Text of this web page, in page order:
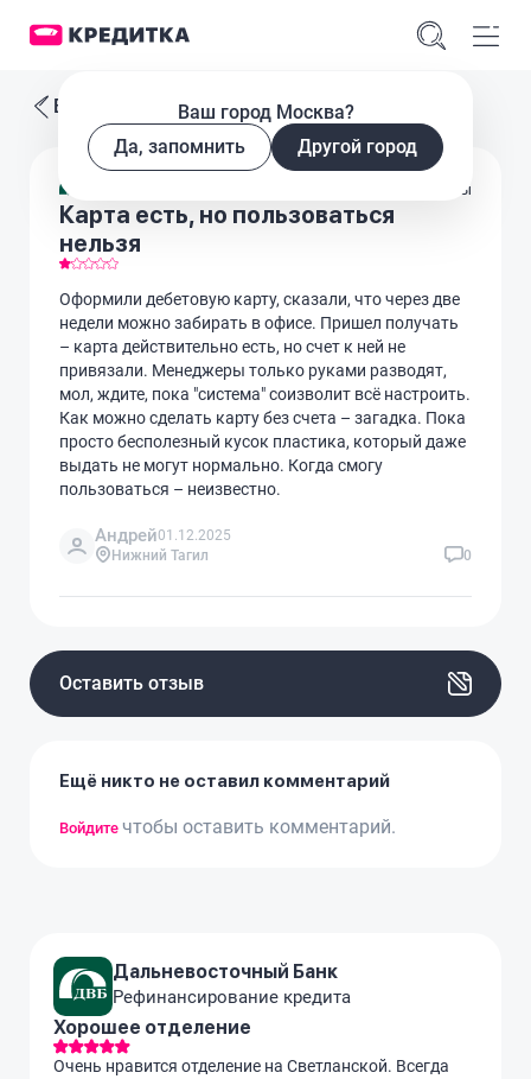
Ваш город Москва?
Да, запомнить
Другой город
Все отзывы
Карта есть, но пользоваться
нельзя
Дебетовые карты
Оформили дебетовую карту, сказали, что через две
недели можно забирать в офисе. Пришел получать
– карта действительно есть, но счет к ней не
привязали. Менеджеры только руками разводят,
мол, ждите, пока "система" соизволит всё настроить.
Как можно сделать карту без счета – загадка. Пока
просто бесполезный кусок пластика, который даже
выдать не могут нормально. Когда смогу
пользоваться – неизвестно.
Андрей01.12.2025
Нижний Тагил
0
Оставить отзыв
Ещё никто не оставил комментарий
Войдите чтобы оставить комментарий.
Дальневосточный Банк
Рефинансирование кредита
Хорошее отделение
Очень нравится отделение на Светланской. Всегда